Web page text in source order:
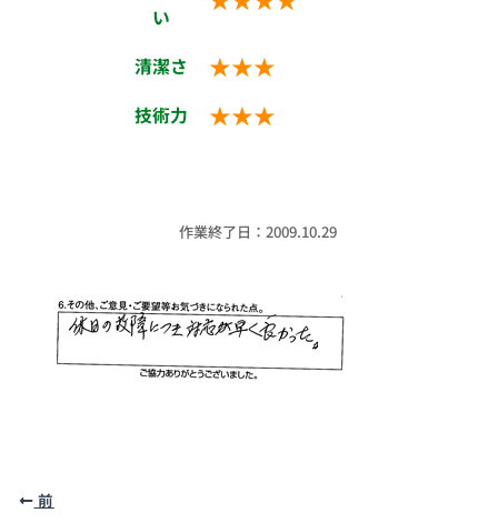
い
清潔さ ★★★
技術力 ★★★
作業終了日：2009.10.29
前